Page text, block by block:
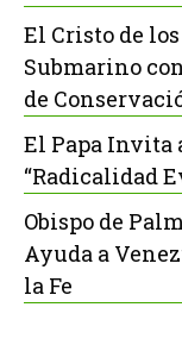
El Cristo de
Submarino
de
El Papa Invita
“Radicalidad
Obispo de
Ayuda a
la Fe